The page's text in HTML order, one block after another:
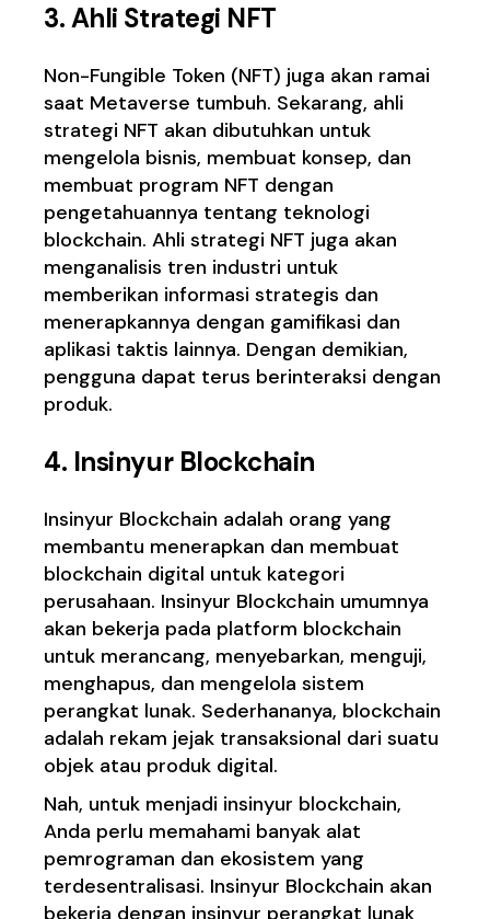
3. Ahli Strategi NFT
Non-Fungible Token (NFT) juga akan ramai
saat Metaverse tumbuh. Sekarang, ahli
strategi NFT akan dibutuhkan untuk
mengelola bisnis, membuat konsep, dan
membuat program NFT dengan
pengetahuannya tentang teknologi
blockchain. Ahli strategi NFT juga akan
menganalisis tren industri untuk
memberikan informasi strategis dan
menerapkannya dengan gamifikasi dan
aplikasi taktis lainnya. Dengan demikian,
pengguna dapat terus berinteraksi dengan
produk.
4. Insinyur Blockchain
Insinyur Blockchain adalah orang yang
membantu menerapkan dan membuat
blockchain digital untuk kategori
perusahaan. Insinyur Blockchain umumnya
akan bekerja pada platform blockchain
untuk merancang, menyebarkan, menguji,
menghapus, dan mengelola sistem
perangkat lunak. Sederhananya, blockchain
adalah rekam jejak transaksional dari suatu
objek atau produk digital.
Nah, untuk menjadi insinyur blockchain,
Anda perlu memahami banyak alat
pemrograman dan ekosistem yang
terdesentralisasi. Insinyur Blockchain akan